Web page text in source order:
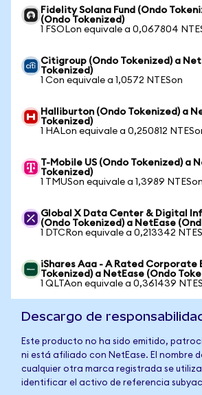
Fidelity Solana Fund (Ondo
(Ondo Tokenized)
1 FSOLon equivale a 0,067804
Citigroup (Ondo Tokenized) a
Tokenized)
1 Con equivale a 1,0572 NTESon
Halliburton (Ondo Tokenized) a
Tokenized)
1 HALon equivale a 0,250812
T-Mobile US (Ondo Tokenized) a
Tokenized)
1 TMUSon equivale a 1,3989 NTESon
Global X Data Center & Digital
(Ondo Tokenized) a NetEase
1 DTCRon equivale a 0,213342
iShares Aaa - A Rated Corporate
Tokenized) a NetEase (Ondo
1 QLTAon equivale a 0,361439
Descargo de
Este producto no ha sido emitido,
ni está afiliado con NetEase. El nombre
cualquier otra marca registrada se
identificar el activo de referencia